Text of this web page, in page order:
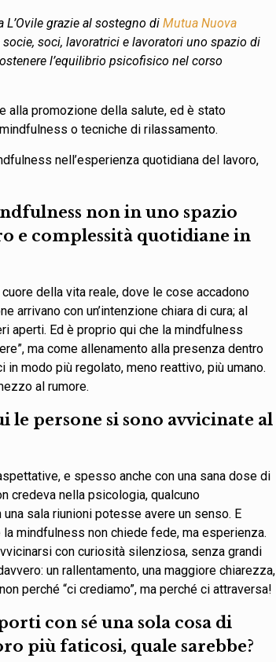
L’Ovile grazie al sostegno diMutua Nuova
soci, lavoratrici e lavoratori uno spazio di
l’equilibrio psicofisico nel corso
alla promozione della salute, ed è stato
o tecniche di rilassamento.
nell’esperienza quotidiana del lavoro,
non in uno spazio
e complessità quotidiane in
della vita reale, dove le cose accadono
con un’intenzione chiara di cura; al
aperti. Ed è proprio qui che la mindfulness
ma come allenamento alla presenza dentro
modo più regolato, meno reattivo, più umano.
al rumore.
le persone si sono avvicinate al
e spesso anche con una sana dose di
credeva nella psicologia, qualcuno
sala riunioni potesse avere un senso. E
mindfulness non chiede fede, ma esperienza.
con curiosità silenziosa, senza grandi
un rallentamento, una maggiore chiarezza,
perché “ci crediamo”, ma perché ci attraversa!
con sé una sola cosa di
più faticosi, quale sarebbe?